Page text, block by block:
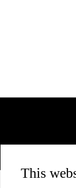
This